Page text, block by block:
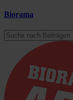
Biorama